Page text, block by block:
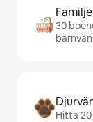
30
Hitta